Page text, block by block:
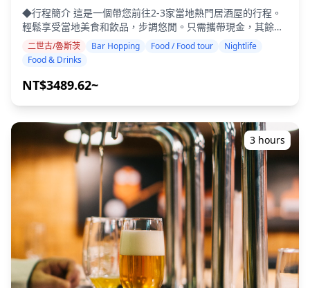
◆行程簡介 這是一個帶您前往2-3家當地熱門居酒屋的行程。
輕鬆享受當地美食和飲品，步調悠閒。只需攜帶現金，其餘的
交給我們。讓我們一起分享難忘的當地體驗！ ・選擇您喜歡的
地區：二世古或留壽都（行程不涵蓋所有區域） ・即使在英語
人化和真實的體驗 ◆費用包含 ・3家店每家2杯飲品（總共6
觀2-3個地方，例如美食攤位、居酒屋或酒吧 ◆費用不包含 ・
飯店接送 ・小費 ・交通費用 ・旅遊費用中未包含的額外飲品
或餐點 ・個人開銷或購物 ◆其他資訊 ・此行程最多可容納8位
參與者。 ・兒童必須由成人陪同。 ・僅向20歲及以上的參與
者提供酒精飲品（日本的法定飲酒年齡）。 ・請注意，餐點是
在與Holiday Travel分開的廚房準備的，因此我們無法保證無
過敏餐點或滿足飲食限制。 ◆二世古/留壽都 – 美食與夜生活
二世古-留壽都地區是一個全年熱門的度假勝地。在二世古，比
羅夫和俱知安區擁有各種居酒屋和酒吧，在冬季，夜生活充滿
國際氛圍。在步行距離之內，您可以享受輕鬆的酒吧暢飲體
驗，參觀2-3個不同的地點，從舒適的當地餐館到時尚的酒
吧。但是，在淡季期間，某些地方可能會縮短營業時間，因此
建議提前確認。另一方面，留壽都則以大型度假飯店為中心，
二世古/魯斯茨 Bar Hopping Food / Food tour
Nightlife
Food & Drinks
NT$3489.62~
3 hours